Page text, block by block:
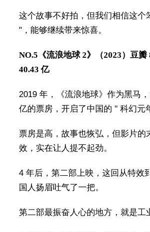
这个故事不好拍，但我们相信这个
"，能够继续带来惊喜。
NO.5 《流浪地球 2》（2023） 豆瓣
40.43 亿
2019 年，《流浪地球》作为黑马
亿的票房，开启了中国的 " 科幻元
票房是高，故事也恢弘，但影片的
效，实在让人提不起劲。
4 年后，第二部上映，这回从特效
国人扬眉吐气了一把。
第二部最振奋人心的地方，就是工